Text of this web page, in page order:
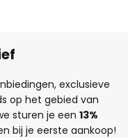
exclusieve
op het gebied van
sturen je een 13%
bij je eerste aankoop!